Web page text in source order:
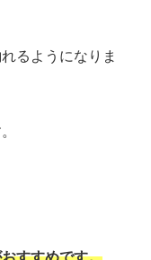
るようになりま
すすめです。